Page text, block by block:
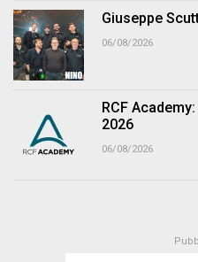
Giuseppe
06/08/2026
RCF
2026
06/08/2026